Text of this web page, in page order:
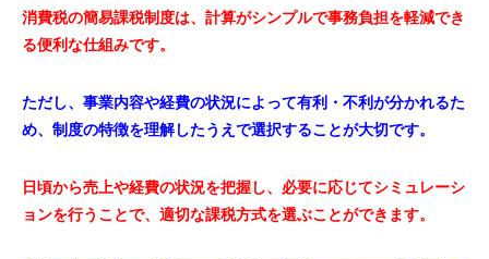
消費税の簡易課税制度は、計算がシンプルで事務負担を軽減でき
る便利な仕組みです。
ただし、事業内容や経費の状況によって有利・不利が分かれるた
め、制度の特徴を理解したうえで選択することが大切です。
日頃から売上や経費の状況を把握し、必要に応じてシミュレーシ
ョンを行うことで、適切な課税方式を選ぶことができます。